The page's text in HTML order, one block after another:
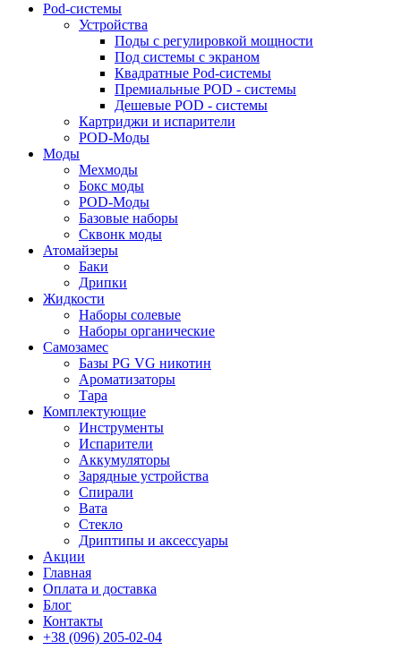
Pod-системы
Устройства
Поды с регулировкой мощности
Под системы с экраном
Квадратные Pod-системы
Премиальные POD - системы
Дешевые POD - системы
Картриджи и испарители
POD-Моды
Моды
Мехмоды
Бокс моды
POD-Моды
Базовые наборы
Сквонк моды
Атомайзеры
Баки
Дрипки
Жидкости
Наборы солевые
Наборы органические
Самозамес
Базы PG VG никотин
Ароматизаторы
Тара
Комплектующие
Инструменты
Испарители
Аккумуляторы
Зарядные устройства
Спирали
Вата
Стекло
Дриптипы и аксессуары
Акции
Главная
Оплата и доставка
Блог
Контакты
+38 (096) 205-02-04